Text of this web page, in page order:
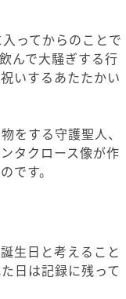
ってからのことで
んで大騒ぎする行
いするあたたかい
をする守護聖人、
タクロース像が作
です。
生日と考えること
日は記録に残って